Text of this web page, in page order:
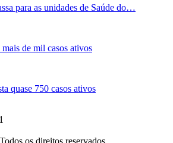
para as unidades de Saúde do…
de mil casos ativos
quase 750 casos ativos
os direitos reservados.